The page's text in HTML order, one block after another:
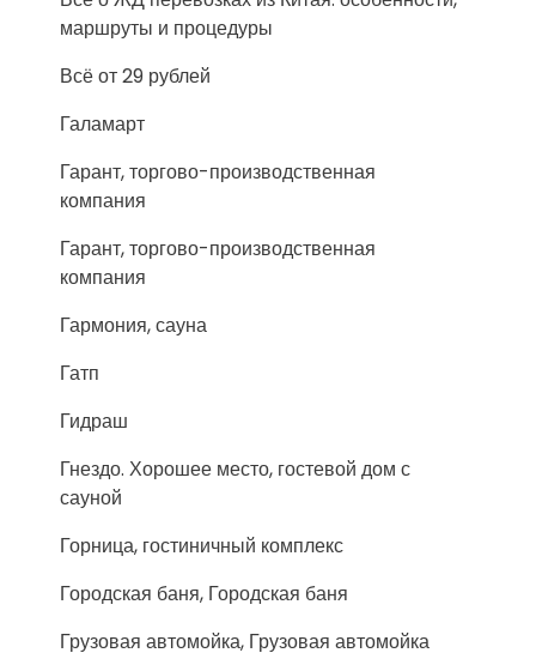
маршруты и процедуры
Всё от 29 рублей
Галамарт
Гарант, торгово-производственная
компания
Гарант, торгово-производственная
компания
Гармония, сауна
Гатп
Гидраш
Гнездо. Хорошее место, гостевой дом с
сауной
Горница, гостиничный комплекс
Городская баня, Городская баня
Грузовая автомойка, Грузовая автомойка